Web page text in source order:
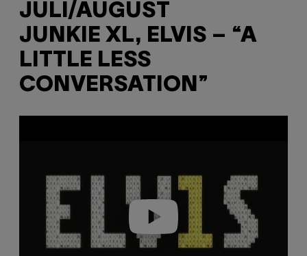
JULI/AUGUST
JUNKIE XL, ELVIS – “A
LITTLE LESS
CONVERSATION”